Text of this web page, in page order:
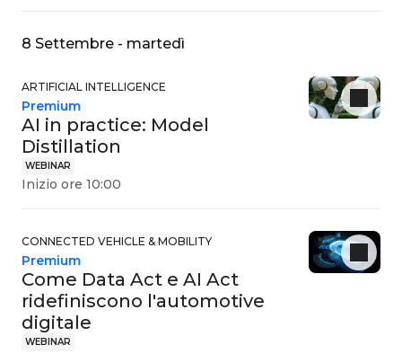
8 Settembre - martedì
ARTIFICIAL INTELLIGENCE
WEBINAR
AI in practice: Model
Distillation
Premium
Inizio ore 10:00
CONNECTED VEHICLE & MOBILITY
WEBINAR
Come Data Act e AI Act
ridefiniscono l'automotive
digitale
Premium